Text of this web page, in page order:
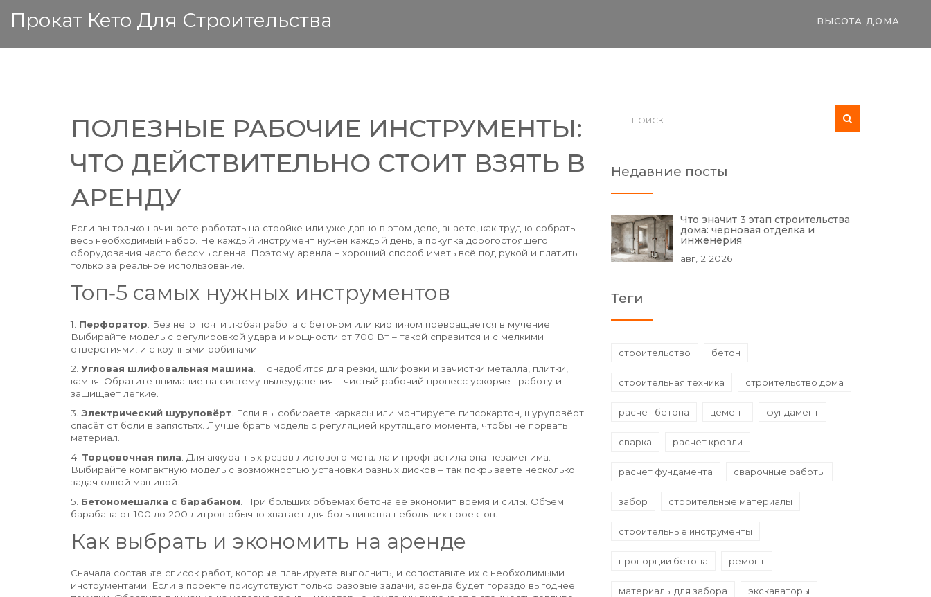
Прокат Кето Для Строительства ВЫСОТА ДОМА
ПОЛЕЗНЫЕ РАБОЧИЕ ИНСТРУМЕНТЫ:
ЧТО ДЕЙСТВИТЕЛЬНО СТОИТ ВЗЯТЬ В
АРЕНДУ
Если вы только начинаете работать на стройке или уже давно в этом деле, знаете, как трудно собрать
весь необходимый набор. Не каждый инструмент нужен каждый день, а покупка дорогостоящего
оборудования часто бессмысленна. Поэтому аренда – хороший способ иметь всё под рукой и платить
только за реальное использование.
Топ‑5 самых нужных инструментов
1. Перфоратор . Без него почти любая работа с бетоном или кирпичом превращается в мучение.
Выбирайте модель с регулировкой удара и мощности от 700 Вт – такой справится и с мелкими
отверстиями, и с крупными робинами.
2. Угловая шлифовальная машина . Понадобится для резки, шлифовки и зачистки металла, плитки,
камня. Обратите внимание на систему пылеудаления – чистый рабочий процесс ускоряет работу и
защищает лёгкие.
3. Электрический шуруповёрт . Если вы собираете каркасы или монтируете гипсокартон, шуруповёрт
спасёт от боли в запястьях. Лучше брать модель с регуляцией крутящего момента, чтобы не порвать
материал.
4. Торцовочная пила . Для аккуратных резов листового металла и профнастила она незаменима.
Выбирайте компактную модель с возможностью установки разных дисков – так покрываете несколько
задач одной машиной.
5. Бетономешалка с барабаном . При больших объёмах бетона её экономит время и силы. Объём
барабана от 100 до 200 литров обычно хватает для большинства небольших проектов.
Как выбрать и экономить на аренде
Сначала составьте список работ, которые планируете выполнить, и сопоставьте их с необходимыми
инструментами. Если в проекте присутствуют только разовые задачи, аренда будет гораздо выгоднее
Недавние посты
Что значит 3 этап строительства
дома: черновая отделка и
инженерия
авг, 2 2026
Теги
строительство бетон
строительная техника строительство дома
расчет бетона цемент фундамент
сварка расчет кровли
расчет фундамента сварочные работы
забор строительные материалы
строительные инструменты
пропорции бетона ремонт
материалы для забора экскаваторы